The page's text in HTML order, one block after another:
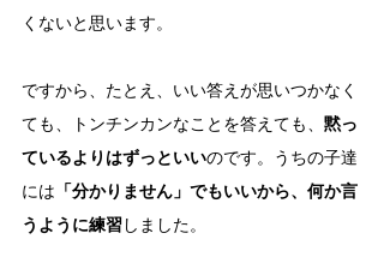
くないと思います。
ですから、たとえ、いい答えが思いつかなく
ても、トンチンカンなことを答えても、 黙っ
ているよりはずっといいのです。うちの子達
には 「分かりません」でもいいから、何か言
うように練習しました。